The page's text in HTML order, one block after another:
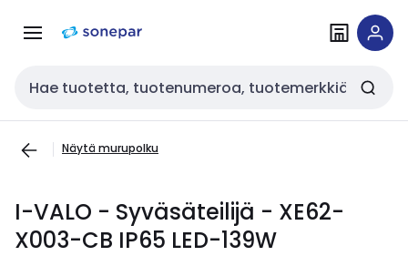
navigointiinsisältöön
Haku
Näytä murupolku
I-VALO - Syväsäteilijä - XE62-
X003-CB IP65 LED-139W